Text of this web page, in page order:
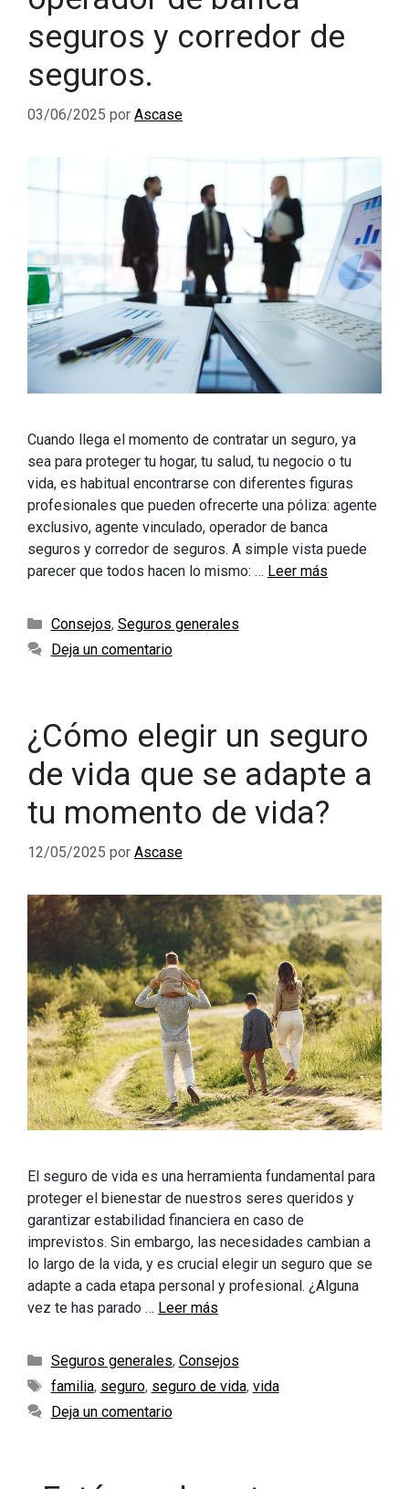
seguros y corredor de
seguros.
03/06/2025 por Ascase
Cuando llega el momento de contratar un seguro, ya
sea para proteger tu hogar, tu salud, tu negocio o tu
vida, es habitual encontrarse con diferentes figuras
profesionales que pueden ofrecerte una póliza: agente
exclusivo, agente vinculado, operador de banca
seguros y corredor de seguros. A simple vista puede
parecer que todos hacen lo mismo: … Leer más
Categorías
Consejos, Seguros generales
Deja un comentario
¿Cómo elegir un seguro
de vida que se adapte a
tu momento de vida?
12/05/2025 por Ascase
El seguro de vida es una herramienta fundamental para
proteger el bienestar de nuestros seres queridos y
garantizar estabilidad financiera en caso de
imprevistos. Sin embargo, las necesidades cambian a
lo largo de la vida, y es crucial elegir un seguro que se
adapte a cada etapa personal y profesional. ¿Alguna
vez te has parado … Leer más
Categorías
Seguros generales, Consejos
Etiquetas
familia, seguro, seguro de vida, vida
Deja un comentario